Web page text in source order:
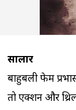
सालार
बाहुबली फेम
तो एक्शन और